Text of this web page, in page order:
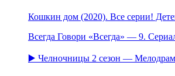
Кошкин дом (2020). Все серии!
Всегда Говори «Всегда» — 9.
▶️ Челночницы 2 сезон —